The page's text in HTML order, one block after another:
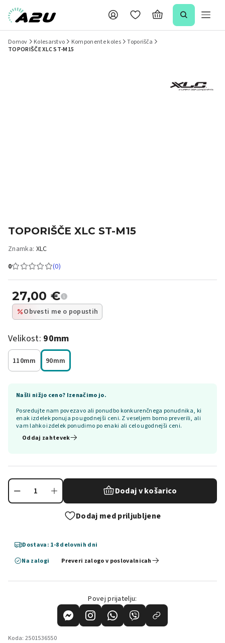
Domov Kolesarstvo Komponente koles
Toporišča
TOPORIŠČE XLC ST-M15
TOPORIŠČE XLC ST-M15
Znamka: XLC
0
(0)
27,00 €
Obvesti me o popustih
Velikost: 90mm
110mm 90mm
Našli nižjo ceno? Izenačimo jo.
Posredujte nam povezavo ali ponudbo konkurenčnega ponudnika, ki
enak izdelek ponuja po ugodnejši ceni. Z veseljem bomo preverili, ali
vam lahko izdelek ponudimo po enaki ali celo ugodnejši ceni.
Oddaj zahtevek
Dodaj v košarico
Dodaj med priljubljene
Dostava: 1-8 delovnih dni
Na zalogi
Preveri zalogo v poslovalnicah
Povej prijatelju:
Koda: 2501536550